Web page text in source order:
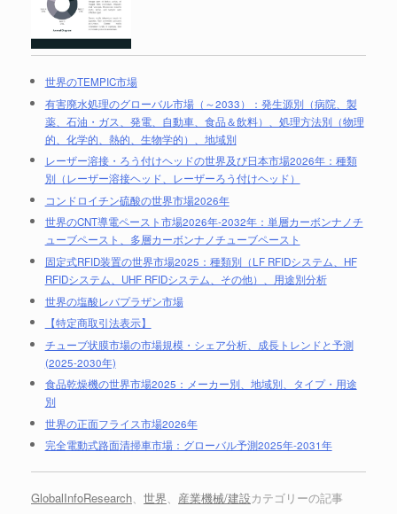
世界のTEMPIC市場
有害廃水処理のグローバル市場（～2033）：発生源別（病院、製
薬、石油・ガス、発電、自動車、食品＆飲料）、処理方法別（物理
的、化学的、熱的、生物学的）、地域別
レーザー溶接・ろう付けヘッドの世界及び日本市場2026年：種類
別（レーザー溶接ヘッド、レーザーろう付けヘッド）
コンドロイチン硫酸の世界市場2026年
世界のCNT導電ペースト市場2026年-2032年：単層カーボンナノチ
ューブペースト、多層カーボンナノチューブペースト
固定式RFID装置の世界市場2025：種類別（LF RFIDシステム、HF
RFIDシステム、UHF RFIDシステム、その他）、用途別分析
世界の塩酸レバプラザン市場
【特定商取引法表示】
チューブ状膜市場の市場規模・シェア分析、成長トレンドと予測
(2025-2030年)
食品乾燥機の世界市場2025：メーカー別、地域別、タイプ・用途
別
世界の正面フライス市場2026年
完全電動式路面清掃車市場：グローバル予測2025年-2031年
GlobalInfoResearch、 世界、 産業機械/建設カテゴリーの記事